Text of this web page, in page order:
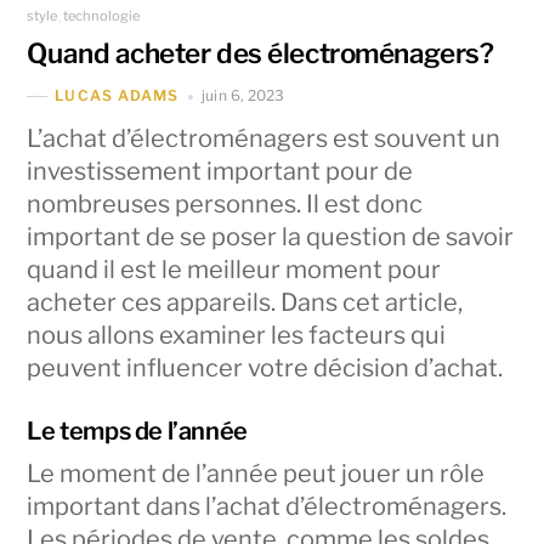
style technologie
Quand acheter des électroménagers?
LUCAS ADAMS juin 6, 2023
L’achat d’électroménagers est souvent un
investissement important pour de
nombreuses personnes. Il est donc
important de se poser la question de savoir
quand il est le meilleur moment pour
acheter ces appareils. Dans cet article,
nous allons examiner les facteurs qui
peuvent influencer votre décision d’achat.
Le temps de l’année
Le moment de l’année peut jouer un rôle
important dans l’achat d’électroménagers.